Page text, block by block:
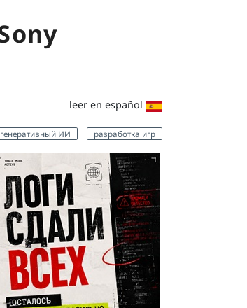
leer en español
генеративный ИИ разработка игр